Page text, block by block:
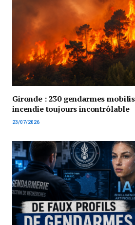
Gironde : 230 gendarmes
incendie toujours incontrôlable
23/07/2026